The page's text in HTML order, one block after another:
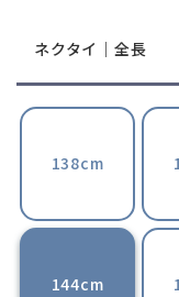
ネクタイ｜全長
138cm
144cm